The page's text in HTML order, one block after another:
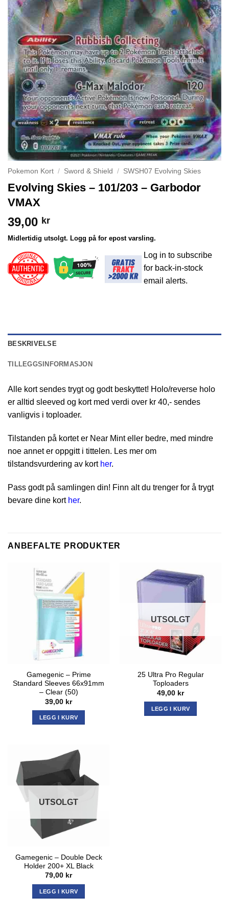
Pokemon Kort / Sword & Shield / SWSH07 Evolving Skies
Evolving Skies – 101/203 – Garbodor
VMAX
39,00 kr
Midlertidig utsolgt. Logg på for epost varsling.
Log in to subscribe
for back-in-stock
email alerts.
BESKRIVELSE
TILLEGGSINFORMASJON
Alle kort sendes trygt og godt beskyttet! Holo/reverse holo
er alltid sleeved og kort med verdi over kr 40,- sendes
vanligvis i toploader.
Tilstanden på kortet er Near Mint eller bedre, med mindre
noe annet er oppgitt i tittelen. Les mer om
tilstandsvurdering av kort her.
Pass godt på samlingen din! Finn alt du trenger for å trygt
bevare dine kort her.
ANBEFALTE PRODUKTER
Gamegenic – Prime
Standard Sleeves 66x91mm
– Clear (50)
39,00 kr
LEGG I KURV
UTSOLGT
25 Ultra Pro Regular
Toploaders
49,00 kr
LEGG I KURV
UTSOLGT
Gamegenic – Double Deck
Holder 200+ XL Black
79,00 kr
LEGG I KURV